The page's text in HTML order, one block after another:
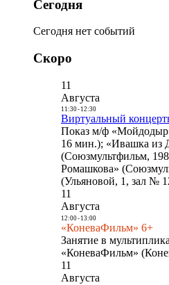
Сегодня
Сегодня нет событий
Скоро
11
Августа
11:30- 12:30
Виртуальный
Показ м/ф
16 мин.); «Ивашка из
(Союзмультфильм,
Ромашкова»
(Ульяновой, 1, зал №
11
Августа
12:00- 13:00
«КоневаФильм» 6+
Занятие в
«КоневаФильм»
11
Августа